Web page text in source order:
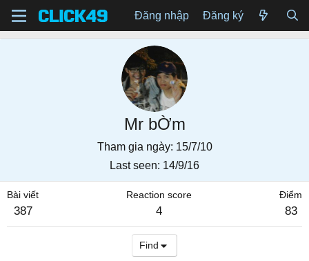
Đăng nhập Đăng ký
Mr bỜm
Tham gia ngày 15/7/10
Last seen 14/9/16
Bài viết
387
Reaction score
4
Điểm
83
Find